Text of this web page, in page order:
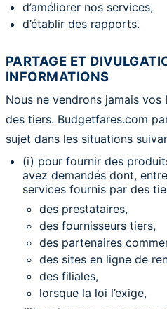
d’améliorer nos services,
d’établir des rapports.
PARTAGE ET
INFORMATIONS
Nous ne vendrons jamais vos
des tiers. Budgetfares.com
sujet dans les situations
(i) pour fournir des
avez demandés dont,
services fournis par des
des prestataires,
des fournisseurs tiers,
des partenaires
des sites en ligne de
des filiales,
lorsque la loi l’exige,